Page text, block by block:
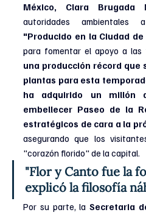
México, Clara Brugada
autoridades ambientales a
"Producido en la Ciudad
una producción récord que
plantas para esta
ha adquirido un millón
embellecer Paseo de la
asegurando que los
"corazón florido" de la capital.
"Flor y Canto fue la
explicó la filosofía
Por su parte, la Secretaria